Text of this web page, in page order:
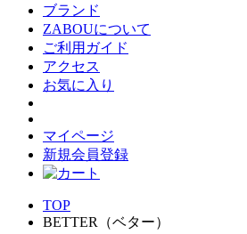
ブランド
ZABOUについて
ご利用ガイド
アクセス
お気に入り
マイページ
新規会員登録
TOP
BETTER（ベター）